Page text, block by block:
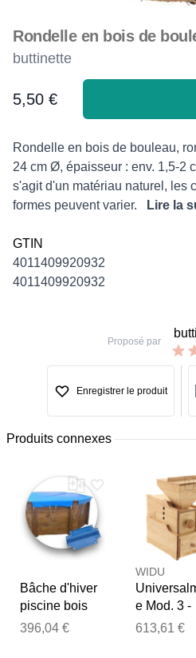
Rondelle en bois de
buttinette
Product information
5,50 €
Description
Rondelle en bois de bouleau,
24 cm Ø, épaisseur : env. 1,5-2
s'agit d'un matériau naturel, les
formes peuvent varier.
Lire la
GTIN
4011409920932
4011409920932
Proposé par
Enregistrer le produit
Produits connexes
Bâche d'hiver
piscine bois
CRISTALINE
396,04 €
WIDU
e Mod. 3 -
Moulin à
613,61 €